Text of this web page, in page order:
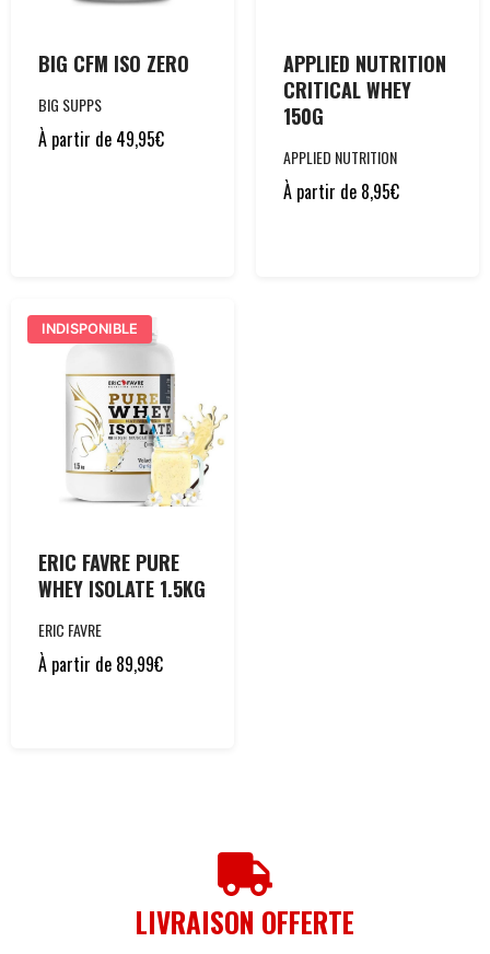
BIG CFM ISO ZERO
BIG SUPPS
À partir de 49,95€
APPLIED NUTRITION
CRITICAL WHEY
150G
APPLIED NUTRITION
À partir de 8,95€
INDISPONIBLE
ERIC FAVRE PURE
WHEY ISOLATE 1.5KG
ERIC FAVRE
À partir de 89,99€
LIVRAISON OFFERTE